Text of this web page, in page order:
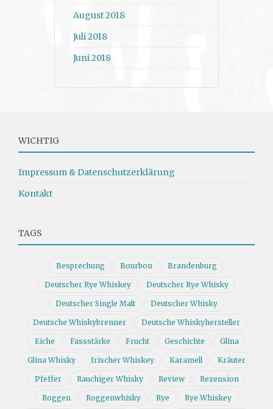
August 2018
Juli 2018
Juni 2018
WICHTIG
Impressum & Datenschutzerklärung
Kontakt
TAGS
Besprechung Bourbon Brandenburg
Deutscher Rye Whiskey Deutscher Rye Whisky
Deutscher Single Malt Deutscher Whisky
Deutsche Whiskybrenner Deutsche Whiskyhersteller
Eiche Fassstärke Frucht Geschichte Glina
Glina Whisky Irischer Whiskey Karamell Kräuter
Pfeffer Rauchiger Whisky Review Rezension
Roggen Roggenwhisky Rye Rye Whiskey